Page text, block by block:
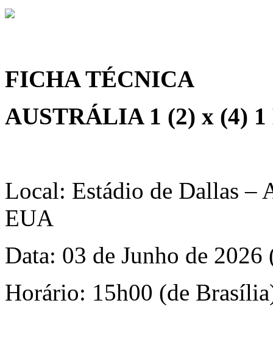
FICHA TÉCNICA
AUSTRÁLIA 1 (2) x (4)
Local: Estádio de Dallas –
EUA
Data: 03 de Junho de 2026
Horário: 15h00 (de